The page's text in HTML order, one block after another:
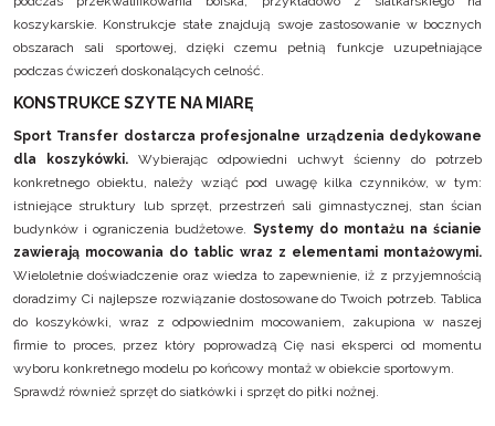
koszykarskie. Konstrukcje stałeznajdują swoje zastosowanie w bocznych
obszarach sali sportowej, dzięki czemu pełnią funkcje uzupełniające
podczas ćwiczeń doskonalących celność.
KONSTRUKCE SZYTE NA MIARĘ
Sport Transfer dostarcza profesjonalne urządzenia dedykowane
dla koszykówki. Wybierając odpowiedni uchwyt ścienny do potrzeb
konkretnego obiektu, należy wziąć pod uwagę kilka czynników, w tym:
istniejące struktury lub sprzęt, przestrzeń sali gimnastycznej, stan ścian
budynków i ograniczenia budżetowe. Systemy do montażu na ścianie
zawierają mocowania do tablic wraz z elementami montażowymi.
Wieloletnie doświadczenie oraz wiedza to zapewnienie, iż z przyjemnością
doradzimy Ci najlepsze rozwiązanie dostosowane do Twoich potrzeb. Tablica
do koszykówki, wraz z odpowiednim mocowaniem, zakupiona w naszej
firmie to proces, przez który poprowadzą Cię nasi eksperci od momentu
wyboru konkretnego modelu po końcowy montaż w obiekcie sportowym.
Sprawdź również sprzęt do siatkówki i sprzęt do piłki nożnej.